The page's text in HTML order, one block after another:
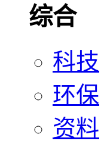
综合
科技
环保
资料